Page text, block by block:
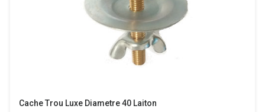
Cache Trou Luxe Diametre 40 Laiton